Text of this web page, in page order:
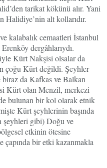
tarikat kökünü alır. Yani
alt kollarıdır.
kalabalık cemaatleri İstanbul
dergâhlarıydı.
Kürt Nakşisi olsalar da
çoğu Kürt değildi. Şeyhler
da Kafkas ve Balkan
Kürt olan Menzil, merkezi
bulunan bir kol olarak etnik
Kürt şeyhlerinin başında
gibi) Doğu ve
etkinin ötesine
çapında bir etki kazanmakla